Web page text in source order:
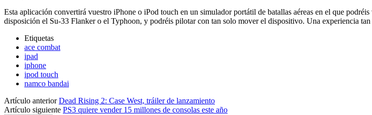
Esta aplicación convertirá vuestro iPhone o iPod touch en un simulador portátil de batallas aéreas en el que
disposición el Su-33 Flanker o el Typhoon, y podréis pilotar con tan solo mover el dispositivo. Una experiencia
Etiquetas
ace combat
ipad
iphone
ipod touch
namco bandai
Artículo anterior Dead Rising 2: Case West, tráiler de lanzamiento
Artículo siguiente PS3 quiere vender 15 millones de consolas este año